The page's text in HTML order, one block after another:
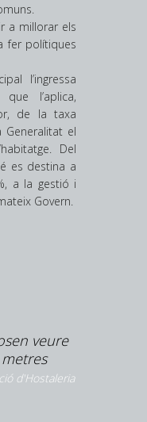
a millorar els
fer polítiques
l’ingressa
que l’aplica,
de la taxa
Generalitat el
Del
es destina a
a la gestió i
Govern.
veure
metres
d'Hostaleria